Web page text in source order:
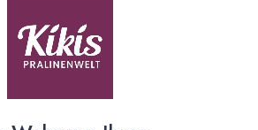
Zeige 30